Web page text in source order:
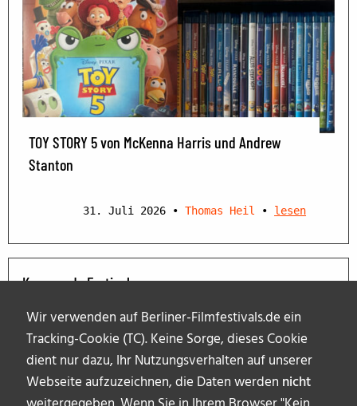
Wir verwenden auf Berliner-Filmfestivals.de ein
Tracking-Cookie (TC). Keine Sorge, dieses Cookie
dient nur dazu, Ihr Nutzungsverhalten auf unserer
Webseite aufzuzeichnen, die Daten werden nicht
TOY STORY 5 von McKenna Harris und Andrew
Stanton
31. Juli 2026 • Thomas Heil • lesen
Kommende Festivals